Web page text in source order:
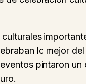
lo mejor
pintaron